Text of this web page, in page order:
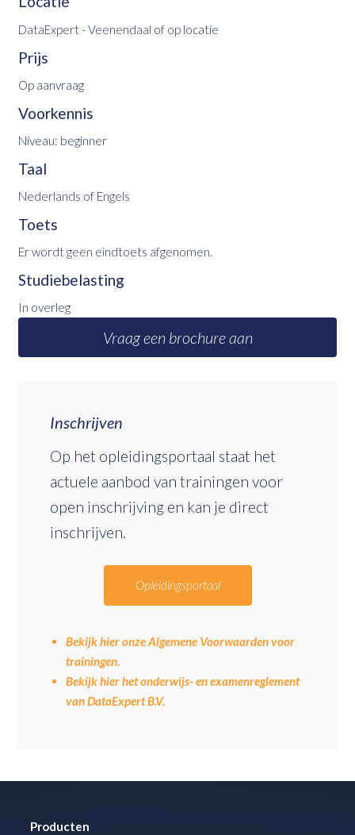
DataExpert - Veenendaal of op locatie
Prijs
Op aanvraag
Voorkennis
Niveau: beginner
Taal
Nederlands of Engels
Toets
Er wordt geen eindtoets afgenomen.
Studiebelasting
In overleg
Vraag een brochure aan
Inschrijven
Op het opleidingsportaal staat het
actuele aanbod van trainingen voor
open inschrijving en kan je direct
inschrijven.
Opleidingsportaal
Bekijk hier onze Algemene Voorwaarden voor
trainingen.
Bekijk hier het onderwijs- en examenreglement
van DataExpert B.V.
Producten